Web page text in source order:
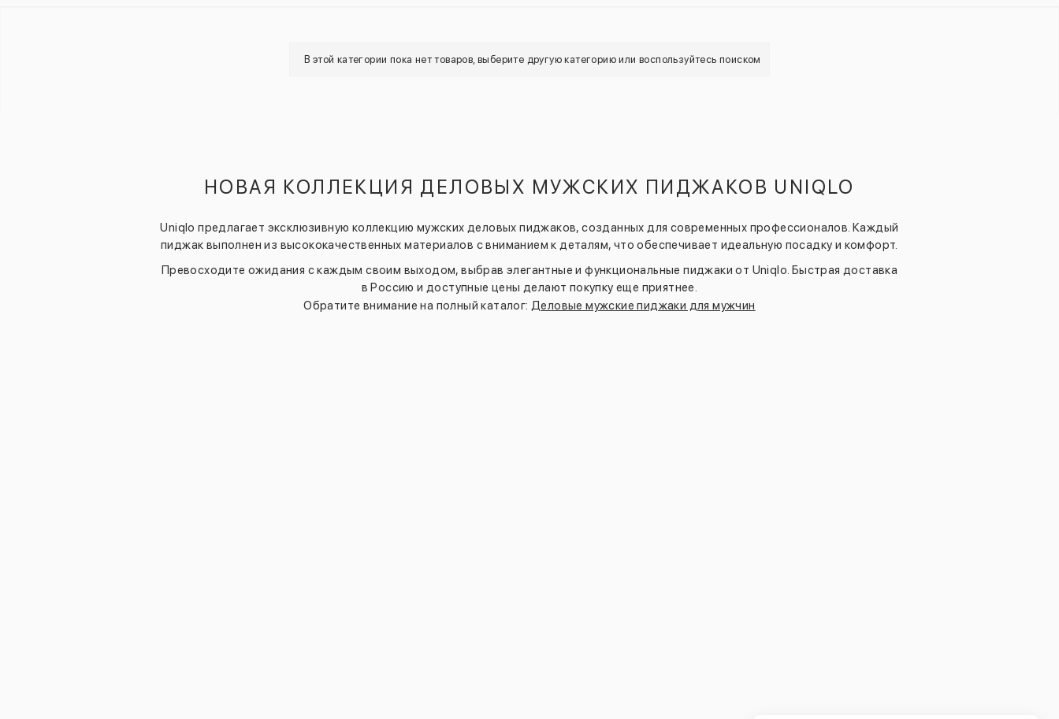
В этой категории пока нет товаров, выберите другую категорию или воспользуйтесь поиском
НОВАЯ КОЛЛЕКЦИЯ ДЕЛОВЫХ МУЖСКИХ ПИДЖАКОВ UNIQLO
Uniqlo предлагает эксклюзивную коллекцию мужских деловых пиджаков, созданных для современных профессионалов. Каждый
пиджак выполнен из высококачественных материалов с вниманием к деталям, что обеспечивает идеальную посадку и комфорт.
Превосходите ожидания с каждым своим выходом, выбрав элегантные и функциональные пиджаки от Uniqlo. Быстрая доставка
в Россию и доступные цены делают покупку еще приятнее.
Обратите внимание на полный каталог:Деловые мужские пиджаки для мужчин